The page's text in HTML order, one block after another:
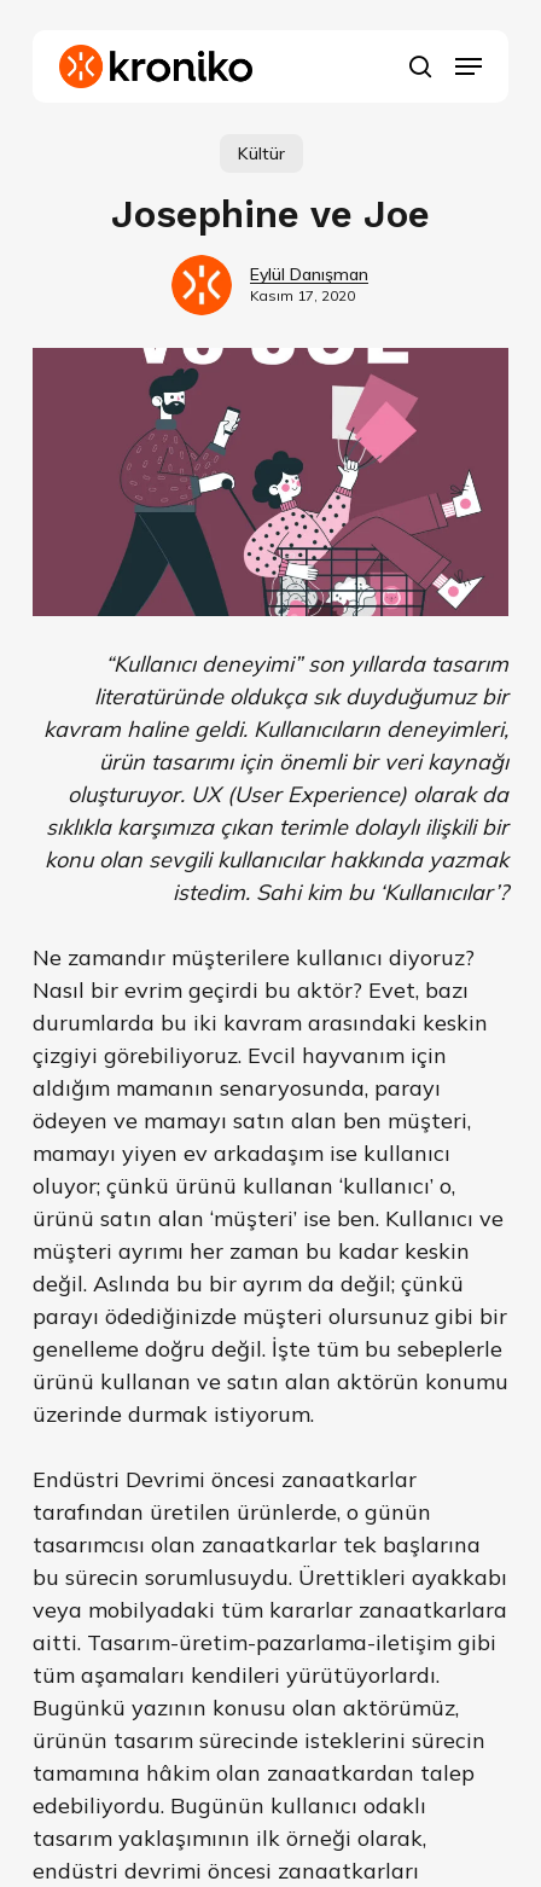
search
Menu
Kültür
Josephine ve Joe
Eylül Danışman
Kasım 17, 2020
“Kullanıcı deneyimi” son yıllarda tasarım
literatüründe oldukça sık duyduğumuz bir
kavram haline geldi. Kullanıcıların deneyimleri,
ürün tasarımı için önemli bir veri kaynağı
oluşturuyor. UX (User Experience) olarak da
sıklıkla karşımıza çıkan terimle dolaylı ilişkili bir
konu olan sevgili kullanıcılar hakkında yazmak
istedim. Sahi kim bu ‘Kullanıcılar’?
Ne zamandır müşterilere kullanıcı diyoruz?
Nasıl bir evrim geçirdi bu aktör? Evet, bazı
durumlarda bu iki kavram arasındaki keskin
çizgiyi görebiliyoruz. Evcil hayvanım için
aldığım mamanın senaryosunda, parayı
ödeyen ve mamayı satın alan ben müşteri,
mamayı yiyen ev arkadaşım ise kullanıcı
oluyor; çünkü ürünü kullanan ‘kullanıcı’ o,
ürünü satın alan ‘müşteri’ ise ben. Kullanıcı ve
müşteri ayrımı her zaman bu kadar keskin
değil. Aslında bu bir ayrım da değil; çünkü
parayı ödediğinizde müşteri olursunuz gibi bir
genelleme doğru değil. İşte tüm bu sebeplerle
ürünü kullanan ve satın alan aktörün konumu
üzerinde durmak istiyorum.
Endüstri Devrimi öncesi zanaatkarlar
tarafından üretilen ürünlerde, o günün
tasarımcısı olan zanaatkarlar tek başlarına
bu sürecin sorumlusuydu. Ürettikleri ayakkabı
veya mobilyadaki tüm kararlar zanaatkarlara
aitti. Tasarım-üretim-pazarlama-iletişim gibi
tüm aşamaları kendileri yürütüyorlardı.
Bugünkü yazının konusu olan aktörümüz,
ürünün tasarım sürecinde isteklerini sürecin
tamamına hâkim olan zanaatkardan talep
edebiliyordu. Bugünün kullanıcı odaklı
tasarım yaklaşımının ilk örneği olarak,
endüstri devrimi öncesi zanaatkarları